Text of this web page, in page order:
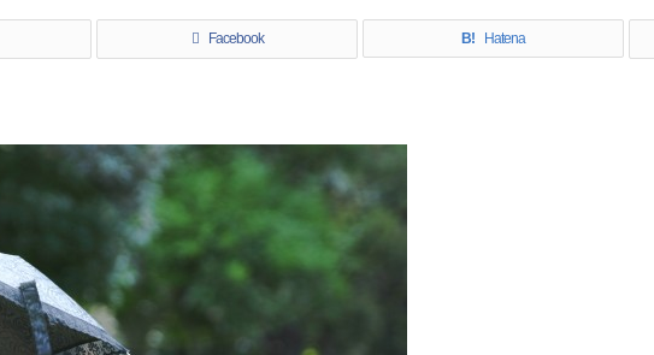
Facebook B! Hatena